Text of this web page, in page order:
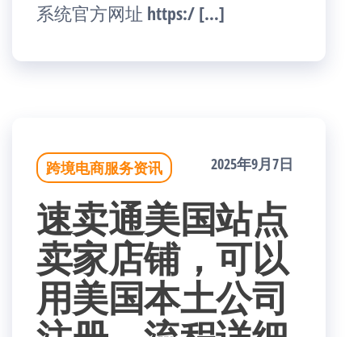
系统官方网址 https:/ […]
跨境电商服务资讯 2025年9月7日
速卖通美国站点
卖家店铺，可以
用美国本土公司